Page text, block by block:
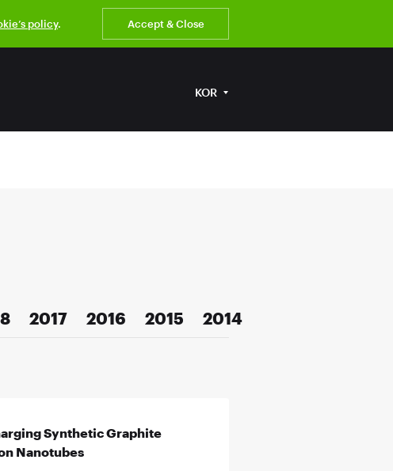
policy. Accept & Close
KOR
2017 2016 2015 2014
Synthetic Graphite
Nanotubes